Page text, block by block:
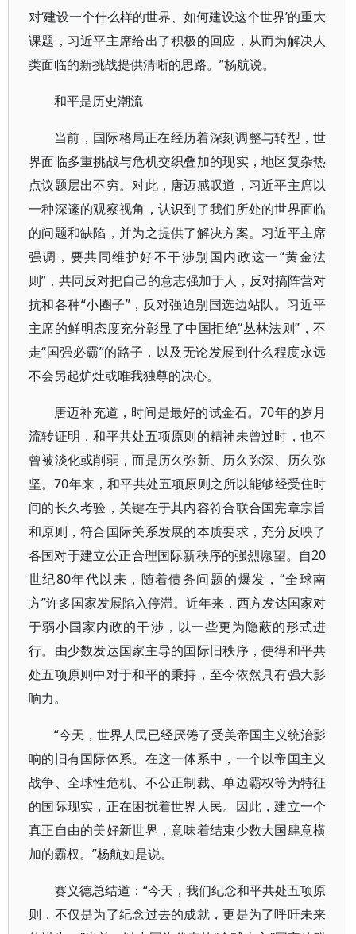
对‘建设一个什么样的世界、如何建设这个世界’的重大
课题，习近平主席给出了积极的回应，从而为解决人
类面临的新挑战提供清晰的思路。”杨航说。
和平是历史潮流
当前，国际格局正在经历着深刻调整与转型，世
界面临多重挑战与危机交织叠加的现实，地区复杂热
点议题层出不穷。对此，唐迈感叹道，习近平主席以
一种深邃的观察视角，认识到了我们所处的世界面临
的问题和缺陷，并为之提供了解决方案。习近平主席
强调，要共同维护好不干涉别国内政这一“黄金法
则”，共同反对把自己的意志强加于人，反对搞阵营对
抗和各种“小圈子”，反对强迫别国选边站队。习近平
主席的鲜明态度充分彰显了中国拒绝“丛林法则”，不
走“国强必霸”的路子，以及无论发展到什么程度永远
不会另起炉灶或唯我独尊的决心。
唐迈补充道，时间是最好的试金石。70年的岁月
流转证明，和平共处五项原则的精神未曾过时，也不
曾被淡化或削弱，而是历久弥新、历久弥深、历久弥
坚。70年来，和平共处五项原则之所以能够经受住时
间的长久考验，关键在于其内容符合联合国宪章宗旨
和原则，符合国际关系发展的本质要求，充分反映了
各国对于建立公正合理国际新秩序的强烈愿望。自20
世纪80年代以来，随着债务问题的爆发，“全球南
方”许多国家发展陷入停滞。近年来，西方发达国家对
于弱小国家内政的干涉，以一些更为隐蔽的形式进
行。由少数发达国家主导的国际旧秩序，使得和平共
处五项原则中对于和平的秉持，至今依然具有强大影
响力。
“今天，世界人民已经厌倦了受美帝国主义统治影
响的旧有国际体系。在这一体系中，一个以帝国主义
战争、全球性危机、不公正制裁、单边霸权等为特征
的国际现实，正在困扰着世界人民。因此，建立一个
真正自由的美好新世界，意味着结束少数大国肆意横
加的霸权。”杨航如是说。
赛义德总结道：“今天，我们纪念和平共处五项原
则，不仅是为了纪念过去的成就，更是为了呼吁未来